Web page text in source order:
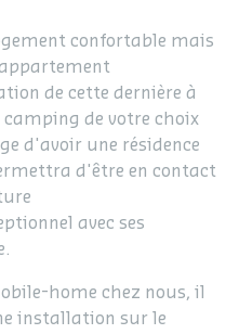
confortable mais
de cette dernière à
de votre choix
d'avoir une résidence
d'être en contact
avec ses
home chez nous, il
installation sur le